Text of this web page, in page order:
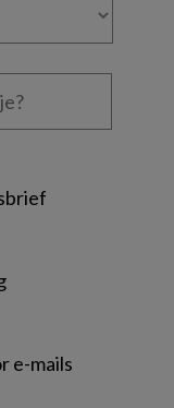
e-mails